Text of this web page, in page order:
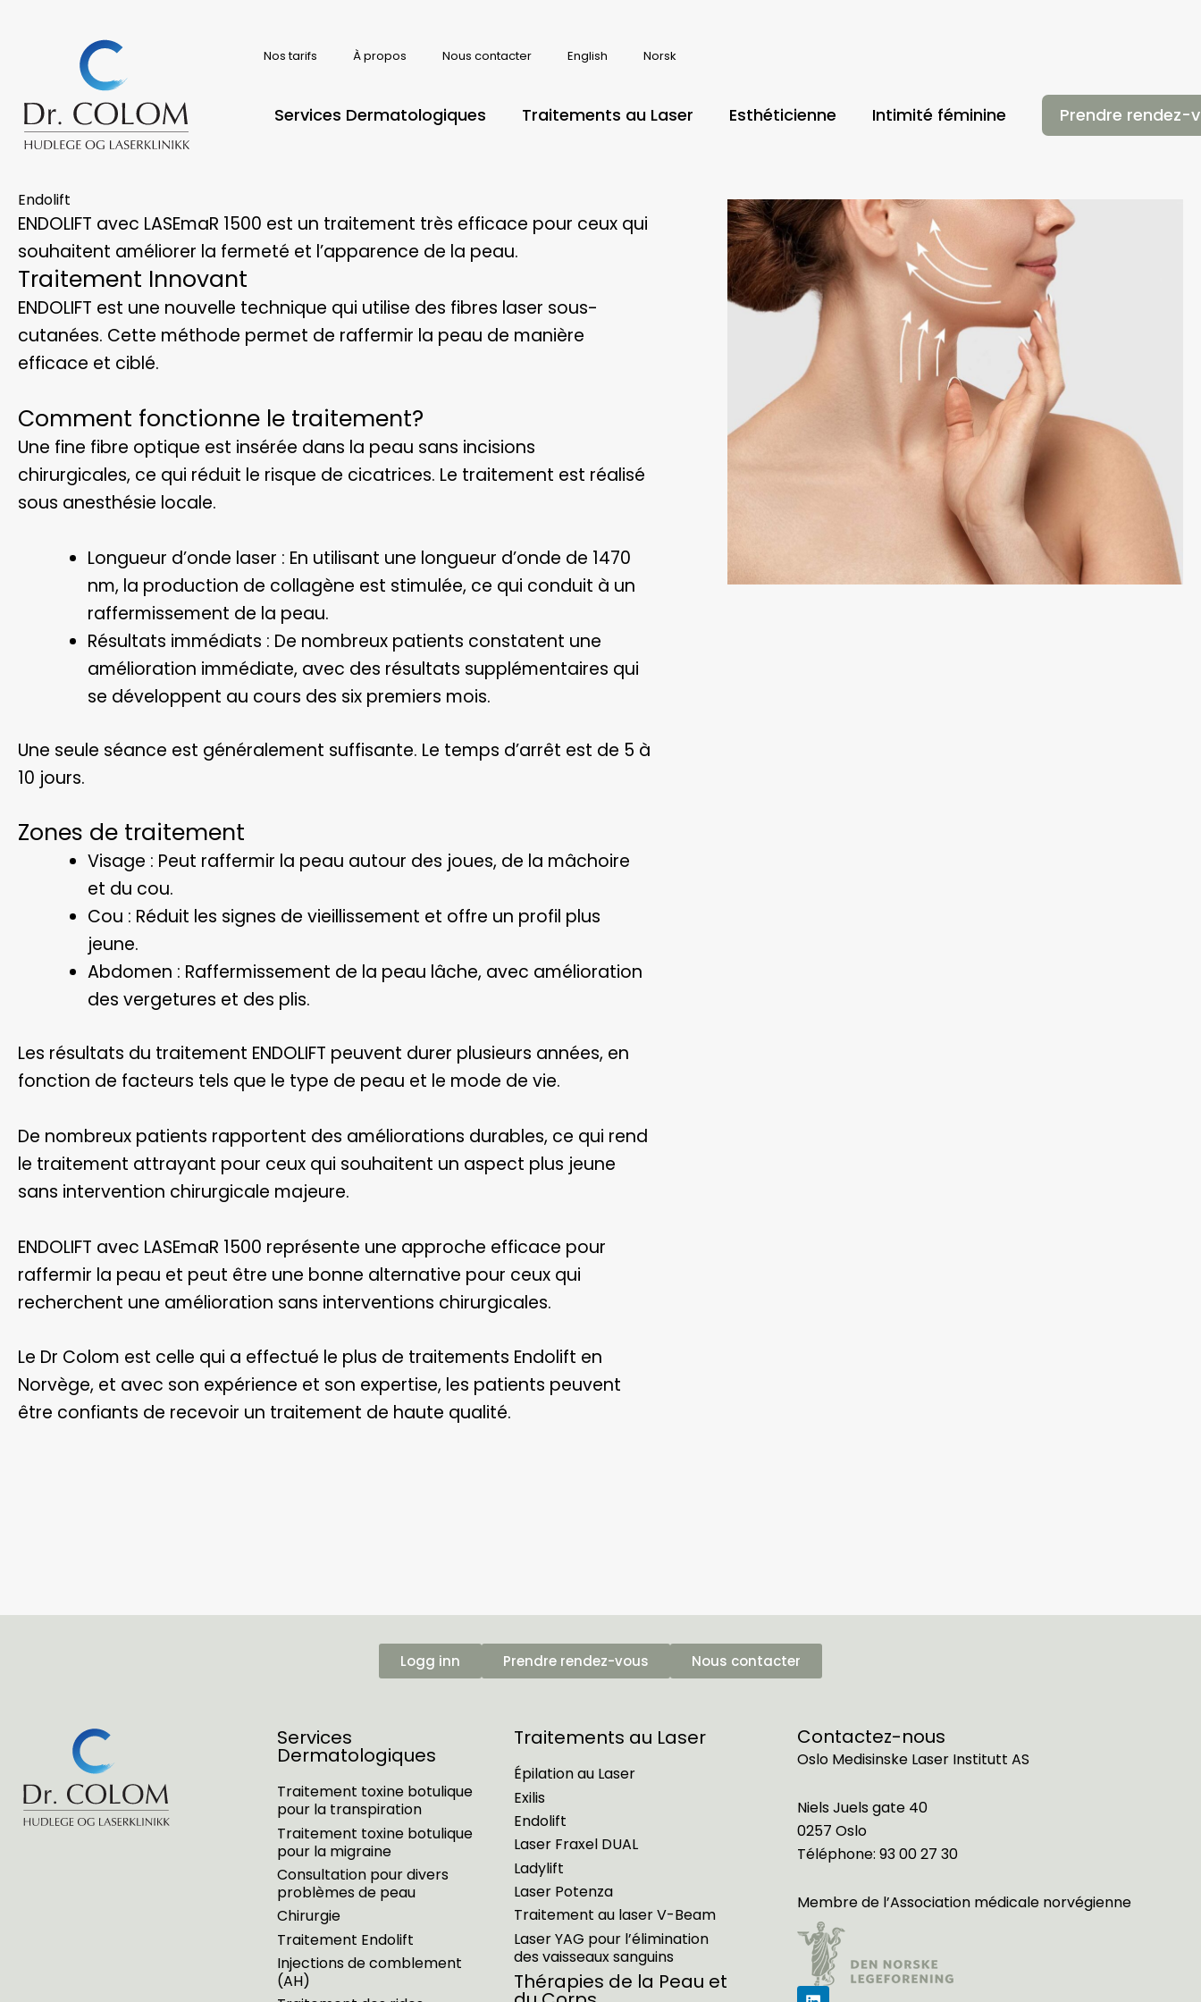
Nos tarifs À propos Nous contacter English Norsk
Services Dermatologiques Traitements au Laser Esthéticienne Intimité féminine Prendre rendez-
Endolift
ENDOLIFT avec LASEmaR 1500 est un traitement très efficace pour ceux qui
souhaitent améliorer la fermeté et l’apparence de la peau.
Traitement Innovant
ENDOLIFT est une nouvelle technique qui utilise des fibres laser sous-
cutanées. Cette méthode permet de raffermir la peau de manière
efficace et ciblé.
Comment fonctionne le traitement?
Une fine fibre optique est insérée dans la peau sans incisions
chirurgicales, ce qui réduit le risque de cicatrices. Le traitement est réalisé
sous anesthésie locale.
Longueur d’onde laser : En utilisant une longueur d’onde de 1470
nm, la production de collagène est stimulée, ce qui conduit à un
raffermissement de la peau.
Résultats immédiats : De nombreux patients constatent une
amélioration immédiate, avec des résultats supplémentaires qui
se développent au cours des six premiers mois.
Une seule séance est généralement suffisante. Le temps d’arrêt est de 5 à
10 jours.
Zones de traitement
Visage : Peut raffermir la peau autour des joues, de la mâchoire
et du cou.
Cou : Réduit les signes de vieillissement et offre un profil plus
jeune.
Abdomen : Raffermissement de la peau lâche, avec amélioration
des vergetures et des plis.
Les résultats du traitement ENDOLIFT peuvent durer plusieurs années, en
fonction de facteurs tels que le type de peau et le mode de vie.
De nombreux patients rapportent des améliorations durables, ce qui rend
le traitement attrayant pour ceux qui souhaitent un aspect plus jeune
sans intervention chirurgicale majeure.
ENDOLIFT avec LASEmaR 1500 représente une approche efficace pour
raffermir la peau et peut être une bonne alternative pour ceux qui
recherchent une amélioration sans interventions chirurgicales.
Le Dr Colom est celle qui a effectué le plus de traitements Endolift en
Norvège, et avec son expérience et son expertise, les patients peuvent
être confiants de recevoir un traitement de haute qualité.
Logg inn Prendre rendez-vous Nous contacter
Services
Dermatologiques
Traitement toxine botulique
pour la transpiration
Traitement toxine botulique
pour la migraine
Consultation pour divers
problèmes de peau
Chirurgie
Traitement Endolift
Injections de comblement
(AH)
Traitements au Laser
Épilation au Laser
Exilis
Endolift
Laser Fraxel DUAL
Ladylift
Laser Potenza
Traitement au laser V-Beam
Laser YAG pour l’élimination
des vaisseaux sanguins
Thérapies de la Peau et
Contactez-nous
Oslo Medisinske Laser Institutt AS
Niels Juels gate 40
0257 Oslo
Téléphone:93 00 27 30
Membre de l’Association médicale norvégienne
L